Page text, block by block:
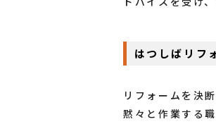
はつしばリフ
リフォームを決
黙々と作業する